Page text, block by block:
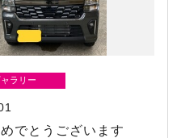
ラリー
でとうございます